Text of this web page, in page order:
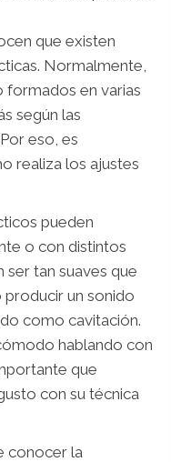
que existen
Normalmente,
formados en varias
según las
eso, es
realiza los ajustes
pueden
o con distintos
ser tan suaves que
producir un sonido
como cavitación.
hablando con
que
con su técnica
conocer la